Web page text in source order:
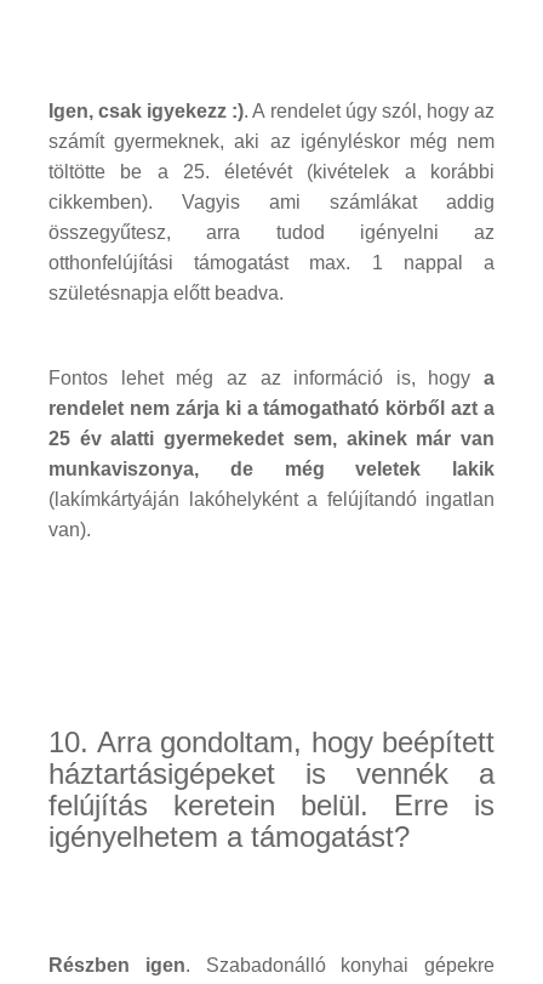
Igen, csak igyekezz :). A rendelet úgy szól, hogy az
számít gyermeknek, aki az igényléskor még nem
töltötte be a 25. életévét (kivételek a korábbi
cikkemben). Vagyis ami számlákat addig
összegyűtesz, arra tudod igényelni az
otthonfelújítási támogatást max. 1 nappal a
születésnapja előtt beadva.
Fontos lehet még az az információ is, hogy a
rendelet nem zárja ki a támogatható körből azt a
25 év alatti gyermekedet sem, akinek már van
munkaviszonya, de még veletek lakik
(lakímkártyáján lakóhelyként a felújítandó ingatlan
van).
10. Arra gondoltam, hogy beépített
háztartásigépeket is vennék a
felújítás keretein belül. Erre is
igényelhetem a támogatást?
Részben igen. Szabadonálló konyhai gépekre